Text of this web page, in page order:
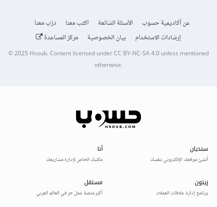
عن أكاديمية حسوب الأسئلة الشائعة اكتب معنا
درّب معنا
إرشادات الاستخدام
بيان الخصوصية مركز المساعدة
© 2025 Hsoub.Content licensed underCC BY-NC-SA 4.0unless mentioned
otherwise.